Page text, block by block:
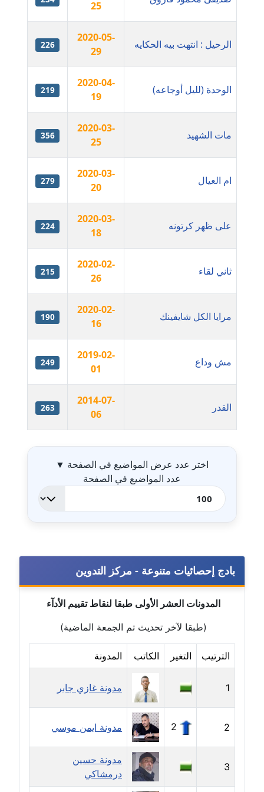
عاملة
مدونة انجي مطاوع
عاملة
مدونة آيات القاضي
عاملة
مدونة ايمان الدواخلي
عاملة
مدونة ايمان النادي
مدونة ايمان صلاح
مدونة ايمان عبد الحليم
عاملة
مدونة ايمان قادري
عاملة
مدونة إيناس عراقي
مدونة آيه ابو زهرة
مدونة آية الدرديري
عاملة
عاملة
مدونة آية عبد العزيز
عاملة
25
الرحيل : انتهت بيه الحكايه
2020-05-
29
226
الوحدة (لليل أوجاعه)
2020-04-
19
219
مات الشهيد
2020-03-
25
356
ام العيال
2020-03-
20
279
على ظهر كرتونه
2020-03-
18
224
ثاني لقاء
2020-02-
26
215
مرايا الكل شايفينك
2020-02-
16
190
مش وداع
2019-02-
01
249
القدر
2014-07-
06
263
اختر عدد عرض المواضيع في الصفحة ▼
عدد المواضيع في الصفحة
بادج إحصائيات متنوعة - مركز التدوين
المدونات العشر الأولى طبقا لنقاط تقييم الأدآء
(طبقا لآخر تحديث تم الجمعة الماضية)
الترتيب التغير الكاتب المدونة
1 مدونة غازي جابر
2
2 مدونة ايمن موسي
3
مدونة حسين
درمشاكي